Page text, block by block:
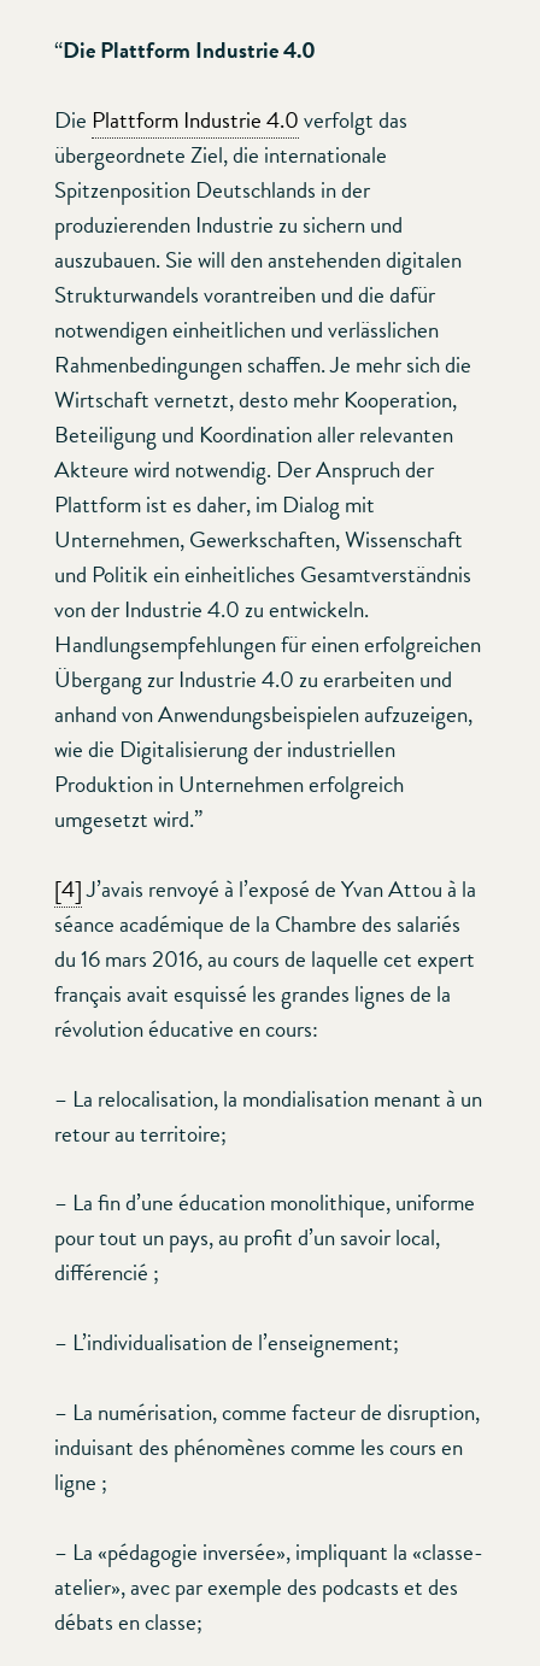
“Die Plattform Industrie 4.0
Die Plattform Industrie 4.0verfolgt das
übergeordnete Ziel, die internationale
Spitzenposition Deutschlands in der
produzierenden Industrie zu sichern und
auszubauen. Sie will den anstehenden digitalen
Strukturwandels vorantreiben und die dafür
notwendigen einheitlichen und verlässlichen
Rahmenbedingungen schaffen. Je mehr sich die
Wirtschaft vernetzt, desto mehr Kooperation,
Beteiligung und Koordination aller relevanten
Akteure wird notwendig. Der Anspruch der
Plattform ist es daher, im Dialog mit
Unternehmen, Gewerkschaften, Wissenschaft
und Politik ein einheitliches Gesamtverständnis
von der Industrie 4.0 zu entwickeln.
Handlungsempfehlungen für einen erfolgreichen
Übergang zur Industrie 4.0 zu erarbeiten und
anhand von Anwendungsbeispielen aufzuzeigen,
wie die Digitalisierung der industriellen
Produktion in Unternehmen erfolgreich
umgesetzt wird.”
[4]J’avais renvoyé à l’exposé de Yvan Attou à la
séance académique de la Chambre des salariés
du 16 mars 2016, au cours de laquelle cet expert
français avait esquissé les grandes lignes de la
révolution éducative en cours:
– La relocalisation, la mondialisation menant à un
retour au territoire;
– La fin d’une éducation monolithique, uniforme
pour tout un pays, au profit d’un savoir local,
différencié ;
– L’individualisation de l’enseignement;
– La numérisation, comme facteur de disruption,
induisant des phénomènes comme les cours en
ligne ;
– La «pédagogie inversée», impliquant la «classe-
atelier», avec par exemple des podcasts et des
débats en classe;